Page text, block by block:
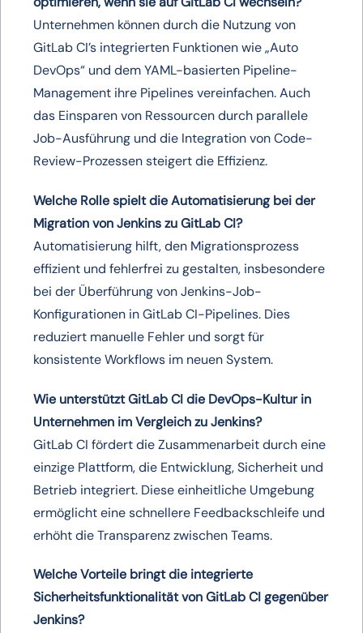
Unternehmen können durch die Nutzung von
GitLab CI’s integrierten Funktionen wie „Auto
DevOps“ und dem YAML-basierten Pipeline-
Management ihre Pipelines vereinfachen. Auch
das Einsparen von Ressourcen durch parallele
Job-Ausführung und die Integration von Code-
Review-Prozessen steigert die Effizienz.
Welche Rolle spielt die Automatisierung bei der
Migration von Jenkins zu GitLab CI?
Automatisierung hilft, den Migrationsprozess
effizient und fehlerfrei zu gestalten, insbesondere
bei der Überführung von Jenkins-Job-
Konfigurationen in GitLab CI-Pipelines. Dies
reduziert manuelle Fehler und sorgt für
konsistente Workflows im neuen System.
Wie unterstützt GitLab CI die DevOps-Kultur in
Unternehmen im Vergleich zu Jenkins?
GitLab CI fördert die Zusammenarbeit durch eine
einzige Plattform, die Entwicklung, Sicherheit und
Betrieb integriert. Diese einheitliche Umgebung
ermöglicht eine schnellere Feedbackschleife und
erhöht die Transparenz zwischen Teams.
Welche Vorteile bringt die integrierte
Sicherheitsfunktionalität von GitLab CI gegenüber
Jenkins?